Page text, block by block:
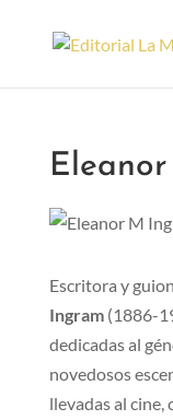
Escritora y
Ingram(1886-
dedicadas al
novedosos
llevadas al cine,